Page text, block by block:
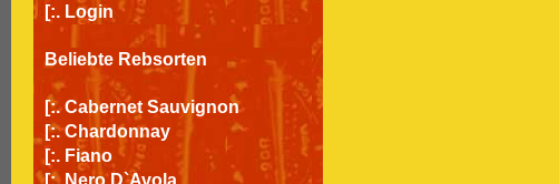
[:. Login
Beliebte Rebsorten
[:. Cabernet Sauvignon
[:. Chardonnay
[:. Fiano